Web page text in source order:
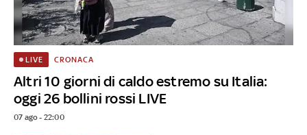
Altri 10 giorni di caldo estremo su Italia:
oggi 26 bollini rossi LIVE
LIVE CRONACA
07 ago - 22:00